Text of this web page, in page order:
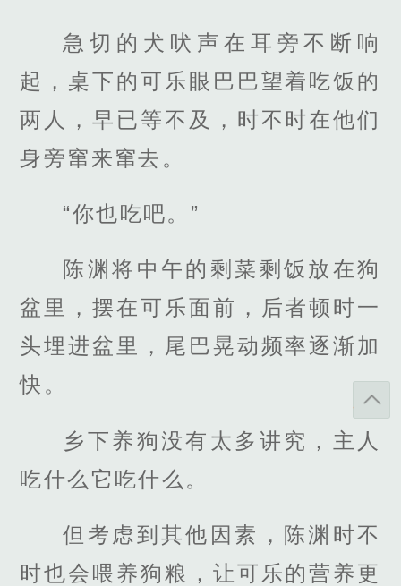
急切的犬吠声在耳旁不断响
起，桌下的可乐眼巴巴望着吃饭的
两人，早已等不及，时不时在他们
身旁窜来窜去。
“你也吃吧。”
陈渊将中午的剩菜剩饭放在狗
盆里，摆在可乐面前，后者顿时一
头埋进盆里，尾巴晃动频率逐渐加
快。
乡下养狗没有太多讲究，主人
吃什么它吃什么。
但考虑到其他因素，陈渊时不
时也会喂养狗粮，让可乐的营养更